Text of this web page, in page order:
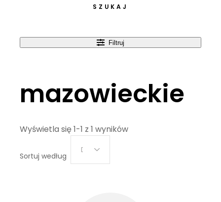
SZUKAJ
Filtruj
mazowieckie
Wyświetla się 1-1 z 1 wyników
Sortuj według